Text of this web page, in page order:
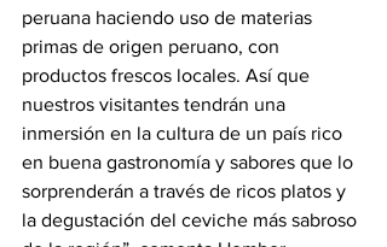
peruana haciendo uso de materias
primas de origen peruano, con
productos frescos locales. Así que
nuestros visitantes tendrán una
inmersión en la cultura de un país rico
en buena gastronomía y sabores que lo
sorprenderán a través de ricos platos y
la degustación del ceviche más sabroso